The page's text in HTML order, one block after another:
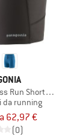
Run Shorts 6''
da running
62,97 €
(0)